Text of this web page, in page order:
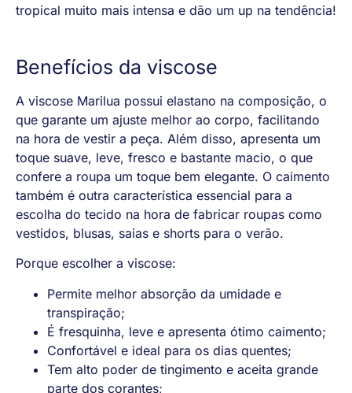
tropical muito mais intensa e dão um up na tendência!
Benefícios da viscose
A viscose Marilua possui elastano na composição, o
que garante um ajuste melhor ao corpo, facilitando
na hora de vestir a peça. Além disso, apresenta um
toque suave, leve, fresco e bastante macio, o que
confere a roupa um toque bem elegante. O caimento
também é outra característica essencial para a
escolha do tecido na hora de fabricar roupas como
vestidos, blusas, saias e shorts para o verão.
Porque escolher a viscose:
Permite melhor absorção da umidade e
transpiração;
É fresquinha, leve e apresenta ótimo caimento;
Confortável e ideal para os dias quentes;
Tem alto poder de tingimento e aceita grande
parte dos corantes;